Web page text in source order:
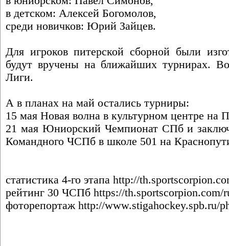
в детском: Алексей Богомолов,
среди новичков: Юрий Зайцев.
Для игроков питерской сборной были
будут вручены на ближайших турнирах.
Лиги.
А в планах на май остались турниры:
15 мая Новая волна в культурном центре на
21 мая Юниорский Чемпионат СПб и
Командного ЧСПб в школе 501 на
статистика 4-го этапа http://
рейтинг 30 ЧСПб https://th.sportscorpion.com/
фоторепортаж http://www.stigahockey.spb.ru/